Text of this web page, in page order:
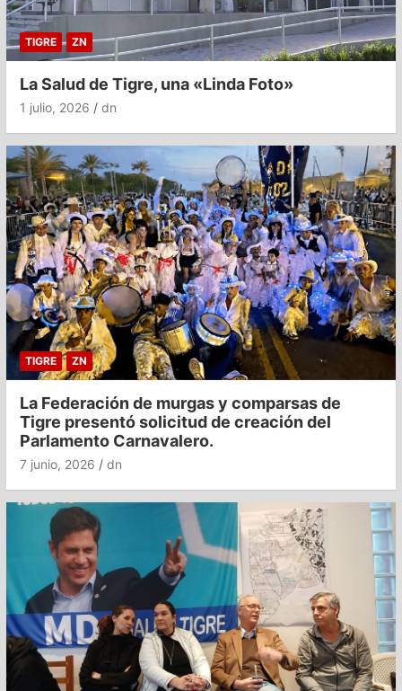
TIGRE ZN
La Salud de Tigre, una «Linda Foto»
1 julio, 2026 dn
TIGRE ZN
La Federación de murgas y comparsas de
Tigre presentó solicitud de creación del
Parlamento Carnavalero.
7 junio, 2026 dn